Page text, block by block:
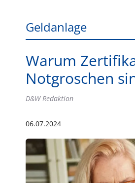
Geldanlage
Warum
Notgroschen
D&W Redaktion
06.07.2024